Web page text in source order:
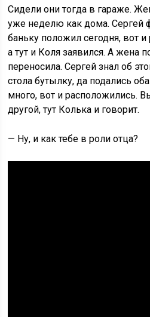
Сидели они тогда в гараже.
уже неделю как дома. Сергей
баньку положил сегодня, вот
а тут и Коля заявился. А жена
переносила. Сергей знал об
стола бутылку, да подались
много, вот и расположились.
другой, тут Колька и говорит.
— Ну, и как тебе в роли отца?